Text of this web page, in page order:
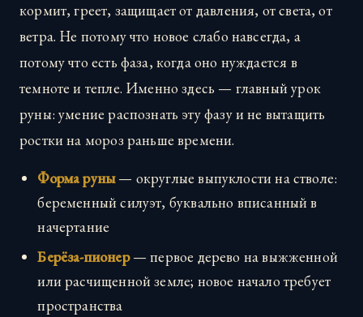
кормит, греет, защищает от давления, от света, от
ветра. Не потому что новое слабо навсегда, а
потому что есть фаза, когда оно нуждается в
темноте и тепле. Именно здесь — главный урок
руны: умение распознать эту фазу и не вытащить
ростки на мороз раньше времени.
Форма руны— округлые выпуклости на стволе:
беременный силуэт, буквально вписанный в
начертание
Берёза-пионер— первое дерево на выжженной
или расчищенной земле; новое начало требует
пространства